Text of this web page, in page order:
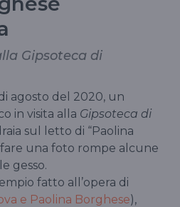
Gipsoteca di
agosto del 2020, un
in visita alla Gipsoteca di
sul letto di “Paolina
fare una foto rompe alcune
gesso.
fatto all’opera di
e Paolina Borghese),